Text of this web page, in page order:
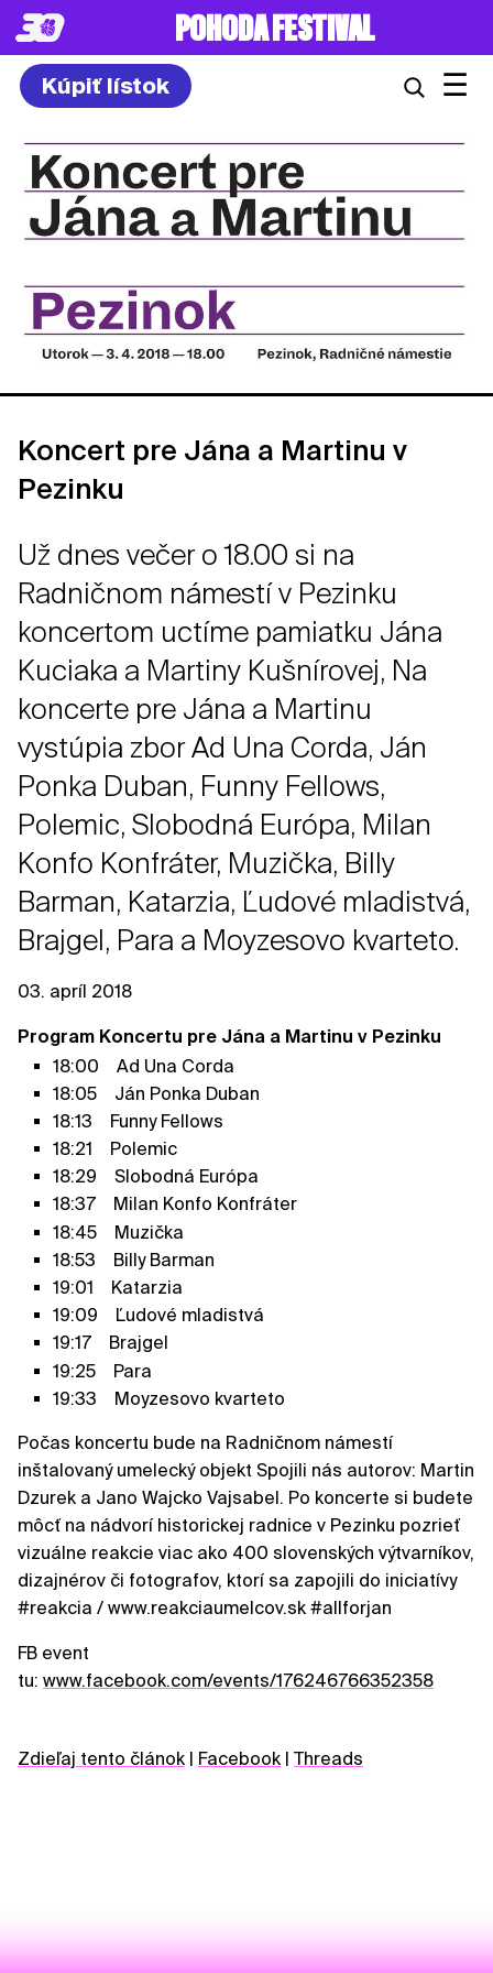
POHODA FESTIVAL
Kúpiť lístok ☰
Koncert pre Jána a Martinu v
Pezinku
Už dnes večer o 18.00 si na
Radničnom námestí v Pezinku
koncertom uctíme pamiatku Jána
Kuciaka a Martiny Kušnírovej, Na
koncerte pre Jána a Martinu
vystúpia zbor Ad Una Corda, Ján
Ponka Duban, Funny Fellows,
Polemic, Slobodná Európa, Milan
Konfo Konfráter, Muzička, Billy
Barman, Katarzia, Ľudové mladistvá,
Brajgel, Para a Moyzesovo kvarteto.
03. apríl 2018
Program Koncertu pre Jána a Martinu v Pezinku
18:00 Ad Una Corda
18:05 Ján Ponka Duban
18:13 Funny Fellows
18:21 Polemic
18:29 Slobodná Európa
18:37 Milan Konfo Konfráter
18:45 Muzička
18:53 Billy Barman
19:01 Katarzia
19:09 Ľudové mladistvá
19:17 Brajgel
19:25 Para
19:33 Moyzesovo kvarteto
Počas koncertu bude na Radničnom námestí
inštalovaný umelecký objekt Spojili nás autorov: Martin
Dzurek a Jano Wajcko Vajsabel. Po koncerte si budete
môcť na nádvorí historickej radnice v Pezinku pozrieť
vizuálne reakcie viac ako 400 slovenských výtvarníkov,
dizajnérov či fotografov, ktorí sa zapojili do iniciatívy
#reakcia / www.reakciaumelcov.sk #allforjan
FB event
tu: www.facebook.com/events/176246766352358
Zdieľaj tento článok | Facebook | Threads